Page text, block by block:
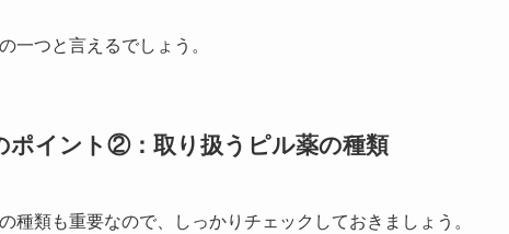
一つと言えるでしょう。
ポイント②：取り扱うピル薬の種類
類も重要なので、しっかりチェックしておきましょう。